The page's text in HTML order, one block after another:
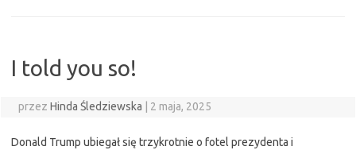
I told you so!
przez Hinda Śledziewska 2 maja, 2025
Donald Trump ubiegał się trzykrotnie o fotel prezydenta i